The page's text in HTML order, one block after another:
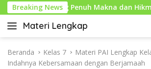
a
Breaking News
Islam yang Penuh Makna dan Hikmah
Materi Lengkap
I
f
o
Beranda Kelas 7
Materi PAI Lengkap
Indahnya Kebersamaan dengan Berjamaah